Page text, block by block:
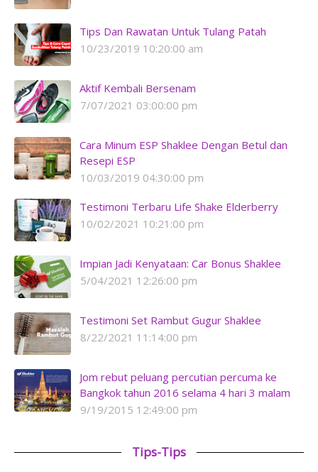
Tips Dan Rawatan Untuk Tulang Patah
10/23/2019 10:20:00 am
Aktif Kembali Bersenam
7/07/2021 03:00:00 pm
Cara Minum ESP Shaklee Dengan Betul dan
Resepi ESP
10/03/2019 04:30:00 pm
Testimoni Terbaru Life Shake Elderberry
10/02/2021 10:21:00 pm
Impian Jadi Kenyataan: Car Bonus Shaklee
5/04/2021 12:26:00 pm
Testimoni Set Rambut Gugur Shaklee
8/22/2021 11:14:00 pm
Jom rebut peluang percutian percuma ke
Bangkok tahun 2016 selama 4 hari 3 malam
9/19/2015 12:49:00 pm
Tips-Tips